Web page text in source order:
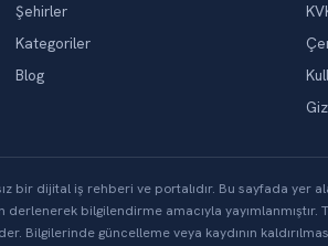
Şehirler
Kategoriler
Blog
bir dijital iş rehberi ve portalıdır. Bu sayfada yer
bilgilendirme amacıyla
Bilgilerinde güncelleme veya kaydının